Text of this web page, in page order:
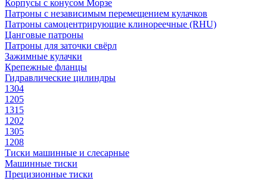
Корпусы с конусом Морзе
Патроны с независимым перемещением кулачков
Патроны самоцентрирующие клинореечные (RHU)
Цанговые патроны
Патроны для заточки свёрл
Зажимные кулачки
Крепежные фланцы
Гидравлические цилиндры
1304
1205
1315
1202
1305
1208
Тиски машинные и слесарные
Машинные тиски
Прецизионные тиски